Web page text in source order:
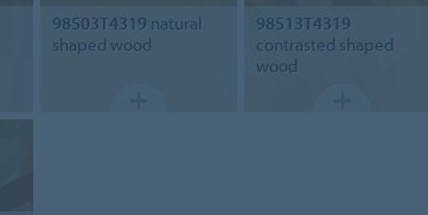
98503T4319 natural
shaped wood
98513T4319
contrasted shaped
wood